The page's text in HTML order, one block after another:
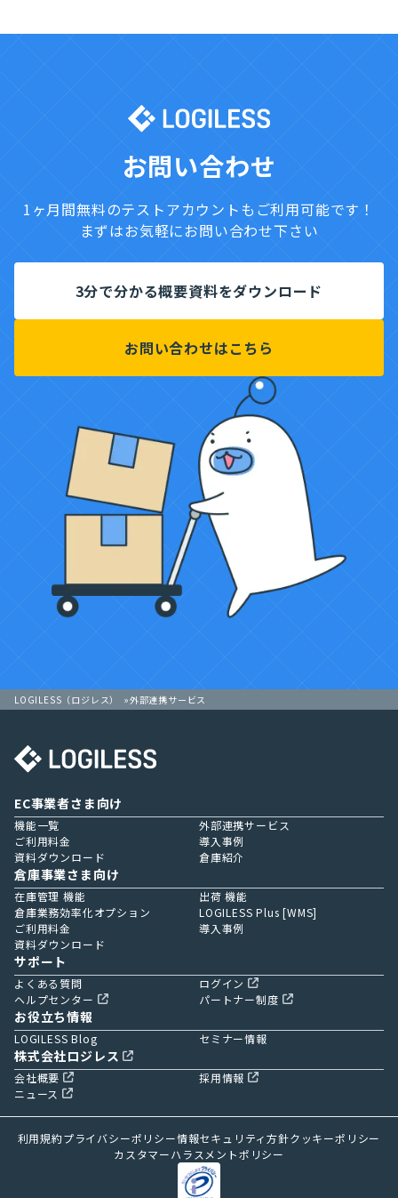
お問い合わせ
1ヶ月間無料のテストアカウントもご利用可能です！
まずはお気軽にお問い合わせ下さい
3分で分かる概要資料をダウンロード
お問い合わせはこちら
LOGILESS（ロジレス） 外部連携サービス
EC事業者さま向け
機能一覧
外部連携サービス
ご利用料金
導入事例
資料ダウンロード
倉庫紹介
倉庫事業さま向け
在庫管理 機能
出荷 機能
倉庫業務効率化オプション
LOGILESS Plus [WMS]
ご利用料金
導入事例
資料ダウンロード
サポート
よくある質問
ログイン
ヘルプセンター
パートナー制度
お役立ち情報
LOGILESS Blog セミナー情報
株式会社ロジレス
会社概要
採用情報
ニュース
利用規約プライバシーポリシー情報セキュリティ方針クッキーポリシー
カスタマーハラスメントポリシー